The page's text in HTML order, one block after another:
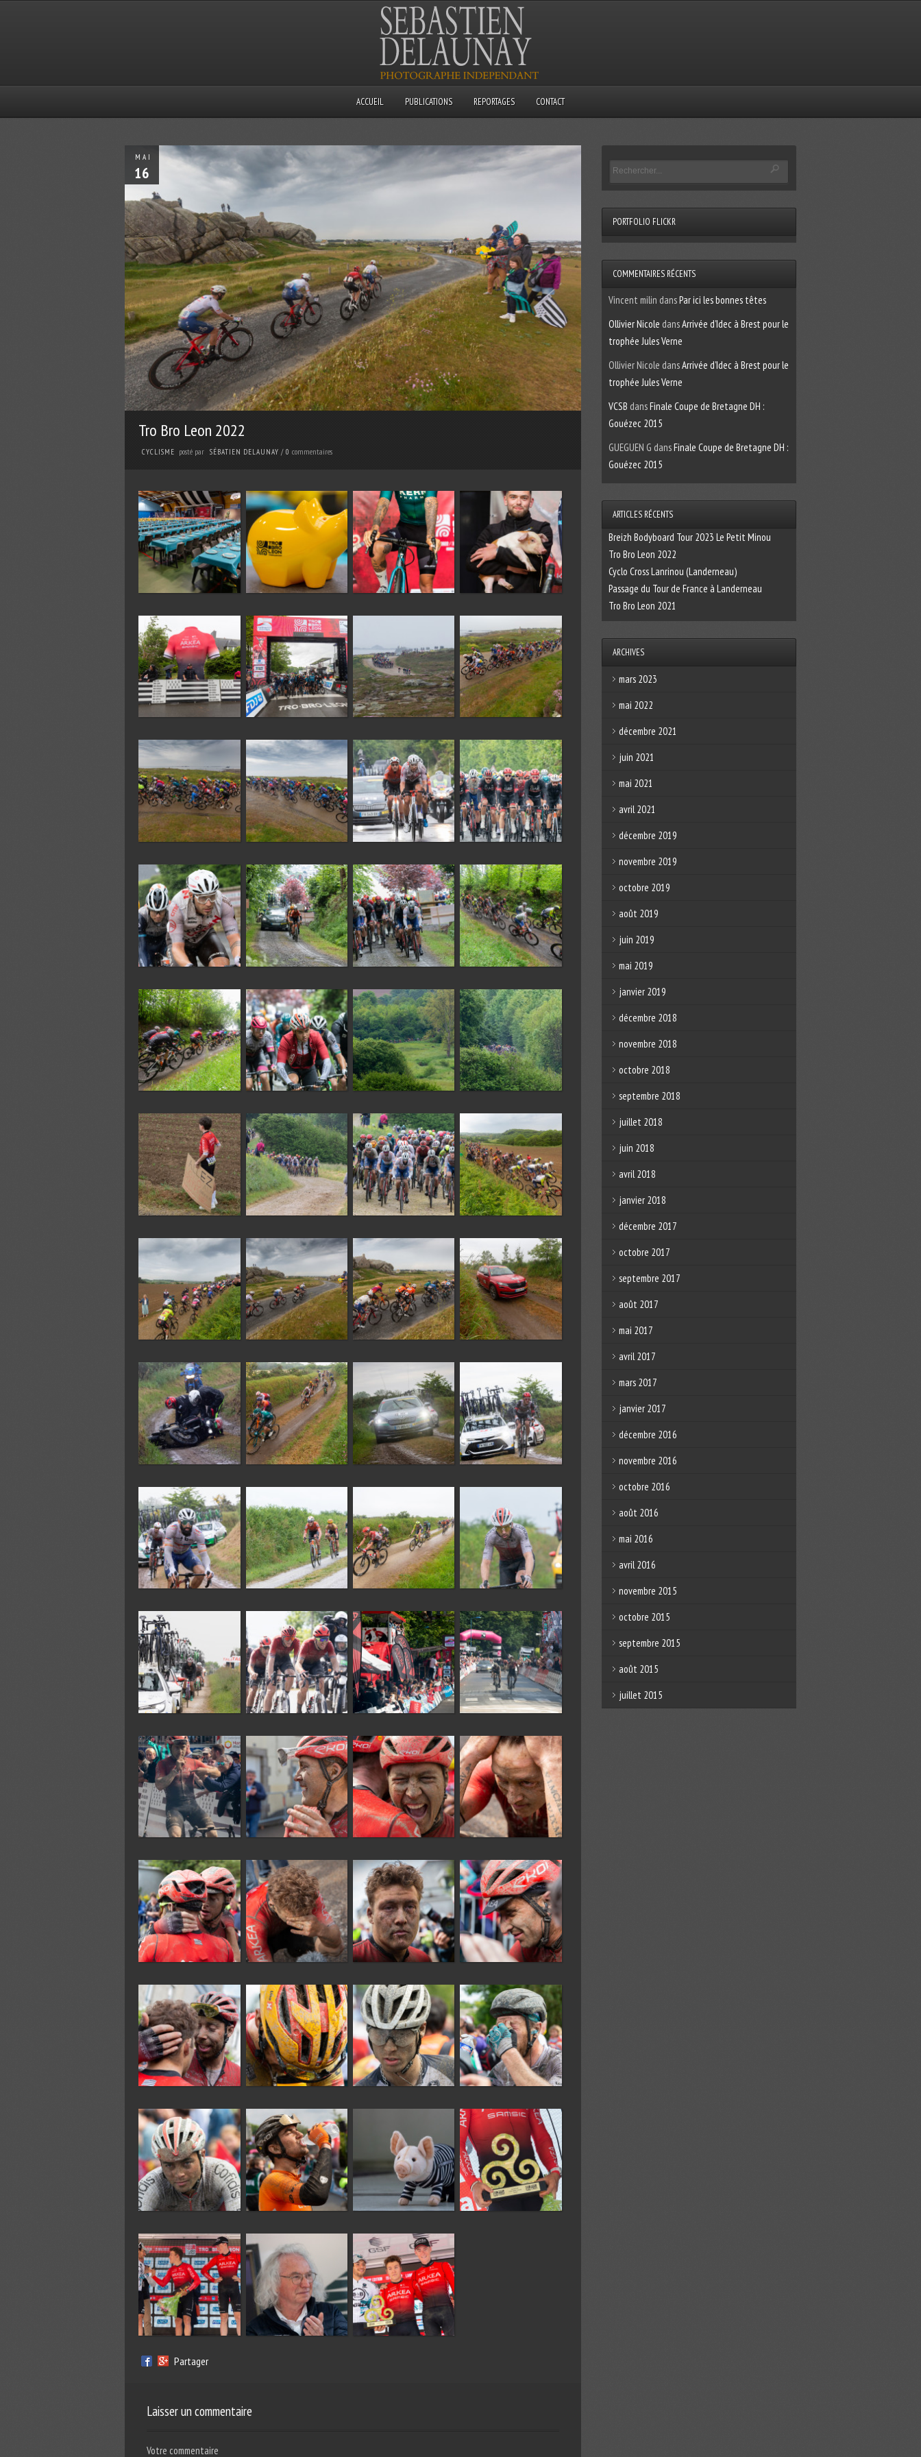
ACCUEIL PUBLICATIONS REPORTAGES CONTACT
MAI
16
Tro Bro Leon 2022
CYCLISME posté par SÉBATIEN DELAUNAY /0commentaires
Partager
Laisser un commentaire
Votre commentaire
PORTFOLIO FLICKR
COMMENTAIRES RÉCENTS
Vincent milin dansPar ici les bonnes têtes
Ollivier Nicole dansArrivée d’Idec à Brest pour le
trophée Jules Verne
Ollivier Nicole dansArrivée d’Idec à Brest pour le
trophée Jules Verne
VCSB dansFinale Coupe de Bretagne DH :
Gouézec 2015
GUEGUEN G dansFinale Coupe de Bretagne DH :
Gouézec 2015
ARTICLES RÉCENTS
Breizh Bodyboard Tour 2023 Le Petit Minou
Tro Bro Leon 2022
Cyclo Cross Lanrinou (Landerneau)
Passage du Tour de France à Landerneau
Tro Bro Leon 2021
ARCHIVES
mars 2023
mai 2022
décembre 2021
juin 2021
mai 2021
avril 2021
décembre 2019
novembre 2019
octobre 2019
août 2019
juin 2019
mai 2019
janvier 2019
décembre 2018
novembre 2018
octobre 2018
septembre 2018
juillet 2018
juin 2018
avril 2018
janvier 2018
décembre 2017
octobre 2017
septembre 2017
août 2017
mai 2017
avril 2017
mars 2017
janvier 2017
décembre 2016
novembre 2016
octobre 2016
août 2016
mai 2016
avril 2016
novembre 2015
octobre 2015
septembre 2015
août 2015
juillet 2015